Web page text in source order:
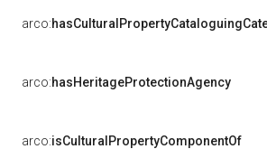
arco:
arco:hasHeritageProtectionAgency
arco:isCulturalPropertyComponentOf